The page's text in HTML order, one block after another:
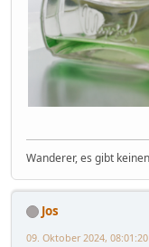
Wanderer, es gibt
Jos
09. Oktober 2024, 08:01:20